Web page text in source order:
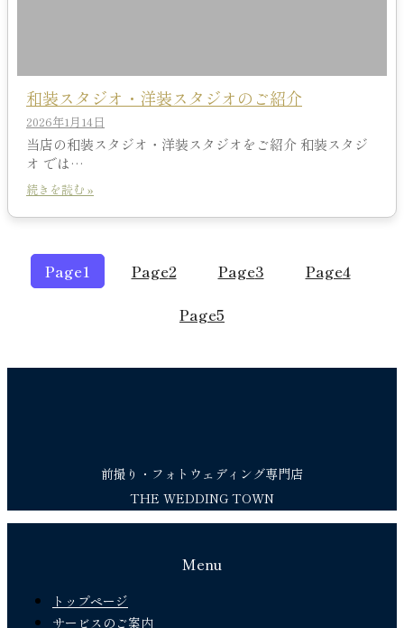
和装スタジオ・洋装スタジオのご紹介
2026年1月14日
当店の和装スタジオ・洋装スタジオをご紹介 和装スタジ
オ では…
続きを読む »
Page1 Page2 Page3 Page4
Page5
前撮り・フォトウェディング専門店
THE WEDDING TOWN
Menu
トップページ
サービスのご案内